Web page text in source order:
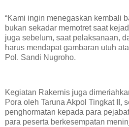
“Kami ingin menegaskan kembali
bukan sekadar memotret saat
juga sebelum, saat pelaksanaan,
harus mendapat gambaran utuh
Pol. Sandi Nugroho.
Kegiatan Rakernis juga
Pora oleh Taruna Akpol Tingkat II,
penghormatan kepada para
para peserta berkesempatan